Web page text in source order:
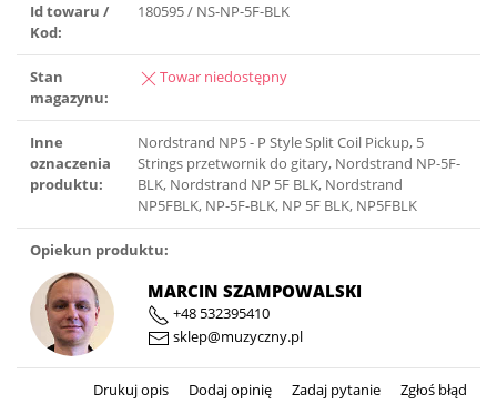
Id towaru /
Kod:
180595 / NS-NP-5F-BLK
Stan
magazynu:
Towar niedostępny
Inne
oznaczenia
produktu:
Nordstrand NP5 - P Style Split Coil Pickup, 5
Strings przetwornik do gitary, Nordstrand NP-5F-
BLK, Nordstrand NP 5F BLK, Nordstrand
NP5FBLK, NP-5F-BLK, NP 5F BLK, NP5FBLK
Opiekun produktu:
MARCIN SZAMPOWALSKI
+48 532395410
sklep@muzyczny.pl
Drukuj opis Dodaj opinię Zadaj pytanie Zgłoś błąd